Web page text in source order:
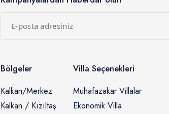
Bölgeler
Kalkan/merkez
Kalkan / Kızıltaş
Villa Seçenekleri
Muhafazakar Villalar
Ekonomik Villa